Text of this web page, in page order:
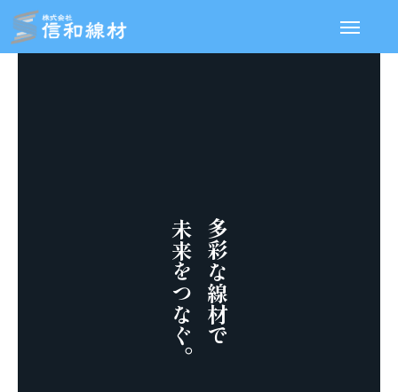
多彩な線材で
未来をつなぐ。